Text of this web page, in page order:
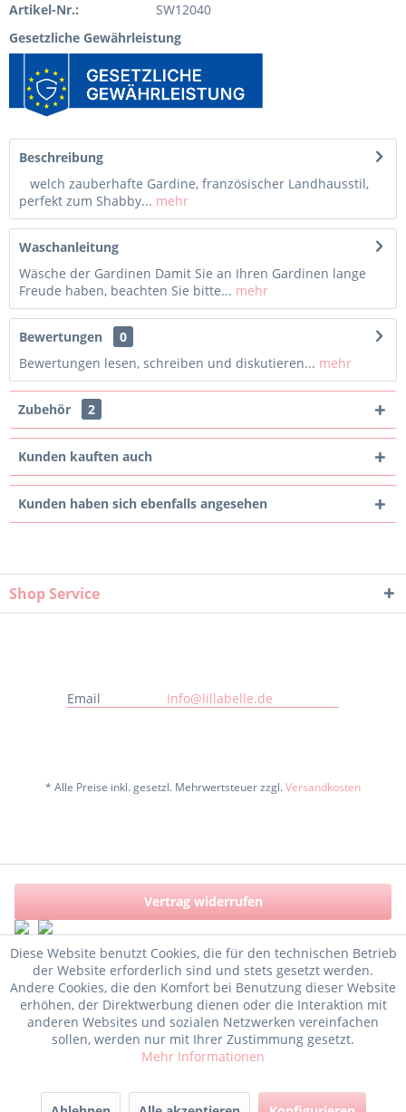
Artikel-Nr.:
SW12040
Gesetzliche Gewährleistung
Beschreibung
welch zauberhafte Gardine, französischer Landhausstil,
perfekt zum Shabby... mehr
Waschanleitung
Wäsche der Gardinen Damit Sie an Ihren Gardinen lange
Freude haben, beachten Sie bitte... mehr
Bewertungen
0
Bewertungen lesen, schreiben und diskutieren... mehr
Zubehör 2
Kunden kauften auch
Kunden haben sich ebenfalls angesehen
Shop Service
Email Info@lillabelle.de
* Alle Preise inkl. gesetzl. Mehrwertsteuer zzgl.Versandkosten
Vertrag widerrufen
Diese Website benutzt Cookies, die für den technischen Betrieb
der Website erforderlich sind und stets gesetzt werden.
Andere Cookies, die den Komfort bei Benutzung dieser Website
erhöhen, der Direktwerbung dienen oder die Interaktion mit
anderen Websites und sozialen Netzwerken vereinfachen
sollen, werden nur mit Ihrer Zustimmung gesetzt.
Mehr Informationen